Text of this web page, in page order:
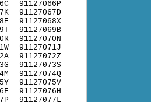
91127066P
91127067D
91127068X
91127069B
91127070N
91127071J
91127072Z
91127073S
91127074Q
91127075V
91127076H
91127077L